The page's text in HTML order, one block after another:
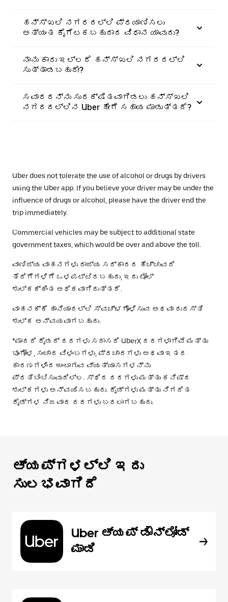
ಹನ್ಸ್‌ಖಲಿ ನಗರದಲ್ಲಿ ಪ್ರಯಾಣಿಸಲು
ಅತ್ಯಂತ ಕೈಗೆಟಕಬಹುದಾದ ವಿಧಾನ ಯಾವುದು?
ನಾನು ಕಾರು ಇಲ್ಲದೆ ಹನ್ಸ್‌ಖಲಿ ನಗರದಲ್ಲಿ
ಸುತ್ತಾಡಬಹುದೇ?
ಸವಾರರನ್ನು ಸುರಕ್ಷಿತವಾಗಿಡಲು ಹನ್ಸ್‌ಖಲಿ
ನಗರದಲ್ಲಿನ Uber ಹೇಗೆ ಸಹಾಯ ಮಾಡುತ್ತದೆ?
Uber does not tolerate the use of alcohol or drugs by drivers
using the Uber app. If you believe your driver may be under the
influence of drugs or alcohol, please have the driver end the
trip immediately.
Commercial vehicles may be subject to additional state
government taxes, which would be over and above the toll.
ವಾಣಿಜ್ಯ ವಾಹನಗಳು ರಾಜ್ಯ ಸರ್ಕಾರದ ಹೆಚ್ಚುವರಿ
ತೆರಿಗೆಗಳಿಗೆ ಒಳಪಟ್ಟಿರಬಹುದು, ಇದು ಟೋಲ್
ಶುಲ್ಕಕ್ಕಿಂತ ಅಧಿಕವಾಗಿರುತ್ತದೆ.
ವಾಹನಕ್ಕೆ ಹಾನಿಯಾದಲ್ಲಿ ಸ್ವಚ್ಛಗೊಳಿಸುವ ಅಥವಾ ದುರಸ್ತಿ
ಶುಲ್ಕ ಅನ್ವಯವಾಗಬಹುದು.
*ಮಾದರಿ ರೈಡರ್ ದರಗಳು ಸರಾಸರಿ UberX ದರಗಳಾಗಿವೆ ಮತ್ತು
ಭೂಗೋಳ, ಸಂಚಾರ ವಿಳಂಬಗಳು, ಪ್ರಚಾರಗಳು ಅಥವಾ ಇತರ
ಕಾರಣಗಳಿಂದ ಉಂಟಾಗುವ ವ್ಯತ್ಯಾಸಗಳನ್ನು
ಪ್ರತಿಬಿಂಬಿಸುವುದಿಲ್ಲ. ಸ್ಥಿರ ದರಗಳು ಮತ್ತು ಕನಿಷ್ಠ
ಶುಲ್ಕಗಳು ಅನ್ವಯಿಸಬಹುದು. ರೈಡ್‌ಗಳು ಮತ್ತು ನಿಗದಿತ
ರೈಡ್‌ಗಳ ನಿಜವಾದ ದರಗಳು ಬದಲಾಗಬಹುದು.
ಆ್ಯಪ್‌‌ಗಳಲ್ಲಿ ಇದು
ಸುಲಭವಾಗಿದೆ
Uber ಆ್ಯಪ್‍ ಡೌನ್‌ಲೋಡ್
ಮಾಡಿ